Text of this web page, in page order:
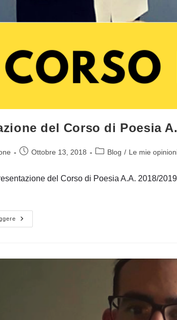
del Corso di Poesia
ArticoloOttobre 13, 2018
Categoria
Blog / Le mie
del Corso di Poesia A.A. 2018/
Presentazione
Del